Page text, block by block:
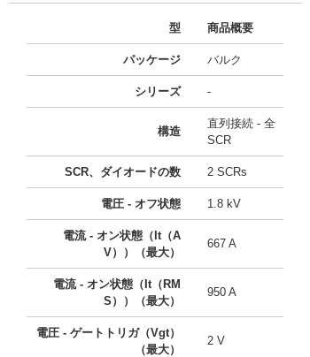
型 商品概要
パッケージ バルク
シリーズ -
構造
直列接続 - 全
SCR
SCR、ダイオードの数 2 SCRs
電圧 - オフ状態 1.8 kV
電流 - オン状態（It（A
V））（最大）
667 A
電流 - オン状態（It（RM
S））（最大）
950 A
電圧 - ゲートトリガ（Vgt）
（最大）
2 V